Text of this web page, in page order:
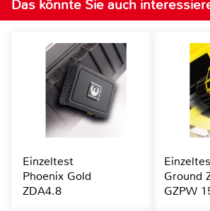
Das könnte Sie auch
Einzeltest
Phoenix Gold
ZDA4.8
Ground
GZPW